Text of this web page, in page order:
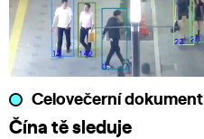
Celovečerní dokument
Čína tě sleduje